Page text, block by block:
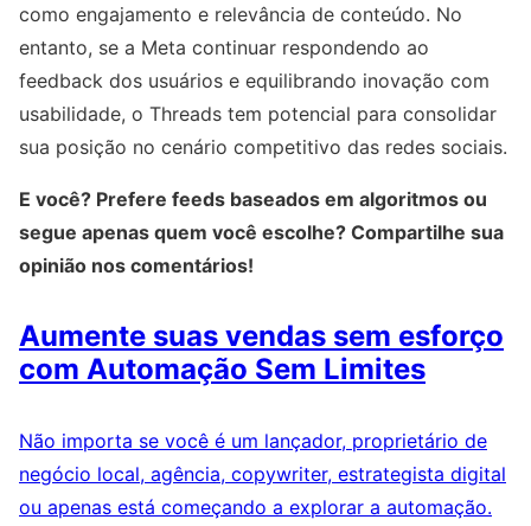
como engajamento e relevância de conteúdo. No
entanto, se a Meta continuar respondendo ao
feedback dos usuários e equilibrando inovação com
usabilidade, o Threads tem potencial para consolidar
sua posição no cenário competitivo das redes sociais.
E você? Prefere feeds baseados em algoritmos ou
segue apenas quem você escolhe? Compartilhe sua
opinião nos comentários!
Aumente suas vendas sem esforço
com Automação Sem Limites
Não importa se você é um lançador, proprietário de
negócio local, agência, copywriter, estrategista digital
ou apenas está começando a explorar a automação.